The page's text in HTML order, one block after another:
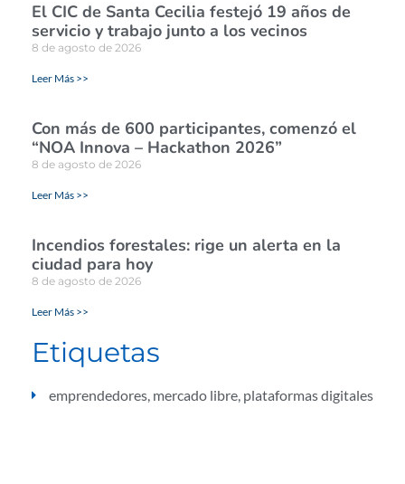
El CIC de Santa Cecilia festejó 19 años de
servicio y trabajo junto a los vecinos
8 de agosto de 2026
Leer Más >>
Con más de 600 participantes, comenzó el
“NOA Innova – Hackathon 2026”
8 de agosto de 2026
Leer Más >>
Incendios forestales: rige un alerta en la
ciudad para hoy
8 de agosto de 2026
Leer Más >>
Etiquetas
emprendedores, mercado libre, plataformas digitales